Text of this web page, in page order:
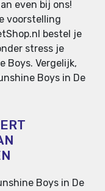
even bij ons!
voorstelling
bestel je
stress je
Boys. Vergelijk,
Boys in De
Boys in De